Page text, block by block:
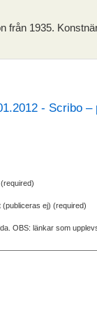
från 1935.
- Scribo
(publiceras ej) (required)
OBS: länkar som